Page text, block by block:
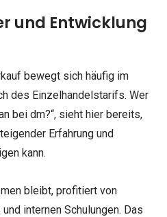
und Entwicklung
bewegt sich häufig im
des Einzelhandelstarifs. Wer
bei dm?“, sieht hier bereits,
Erfahrung und
kann.
bleibt, profitiert von
internen Schulungen. Das